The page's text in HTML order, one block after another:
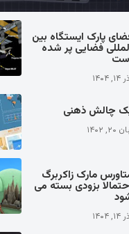
پارک ایستگاه بین
فضایی پر شده
۱۴۰۴
چالش ذهنی
۱۴۰۲
مارک زاکربرگ
بزودی بسته می
۱۴۰۴